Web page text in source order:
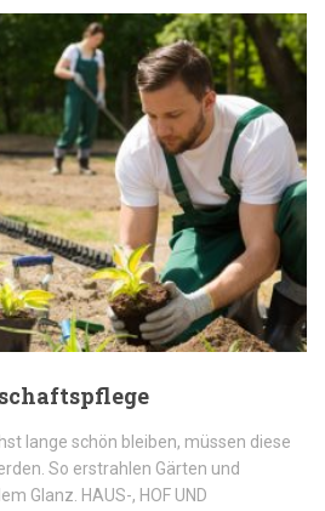
lange schön bleiben, müssen diese
So erstrahlen Gärten und
Glanz. HAUS-, HOF UND